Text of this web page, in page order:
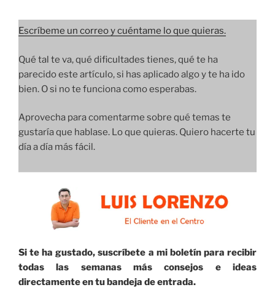
Escríbeme un correo y cuéntame lo que quieras.
Qué tal te va, qué dificultades tienes, qué te ha
parecido este artículo, si has aplicado algo y te ha ido
bien. O si no te funciona como esperabas.
Aprovecha para comentarme sobre qué temas te
gustaría que hablase. Lo que quieras. Quiero hacerte tu
día a día más fácil.
Si te ha gustado, suscríbete a mi boletín para recibir
todas las semanas más consejos e ideas
directamente en tu bandeja de entrada.